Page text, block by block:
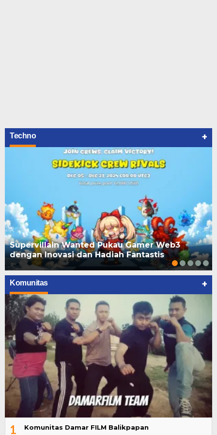
Techno +
Supervillain Wanted Pukau Gamer Web3
dengan Inovasi dan Hadiah Fantastis
Komunitas +
1 Komunitas Damar FILM Balikpapan